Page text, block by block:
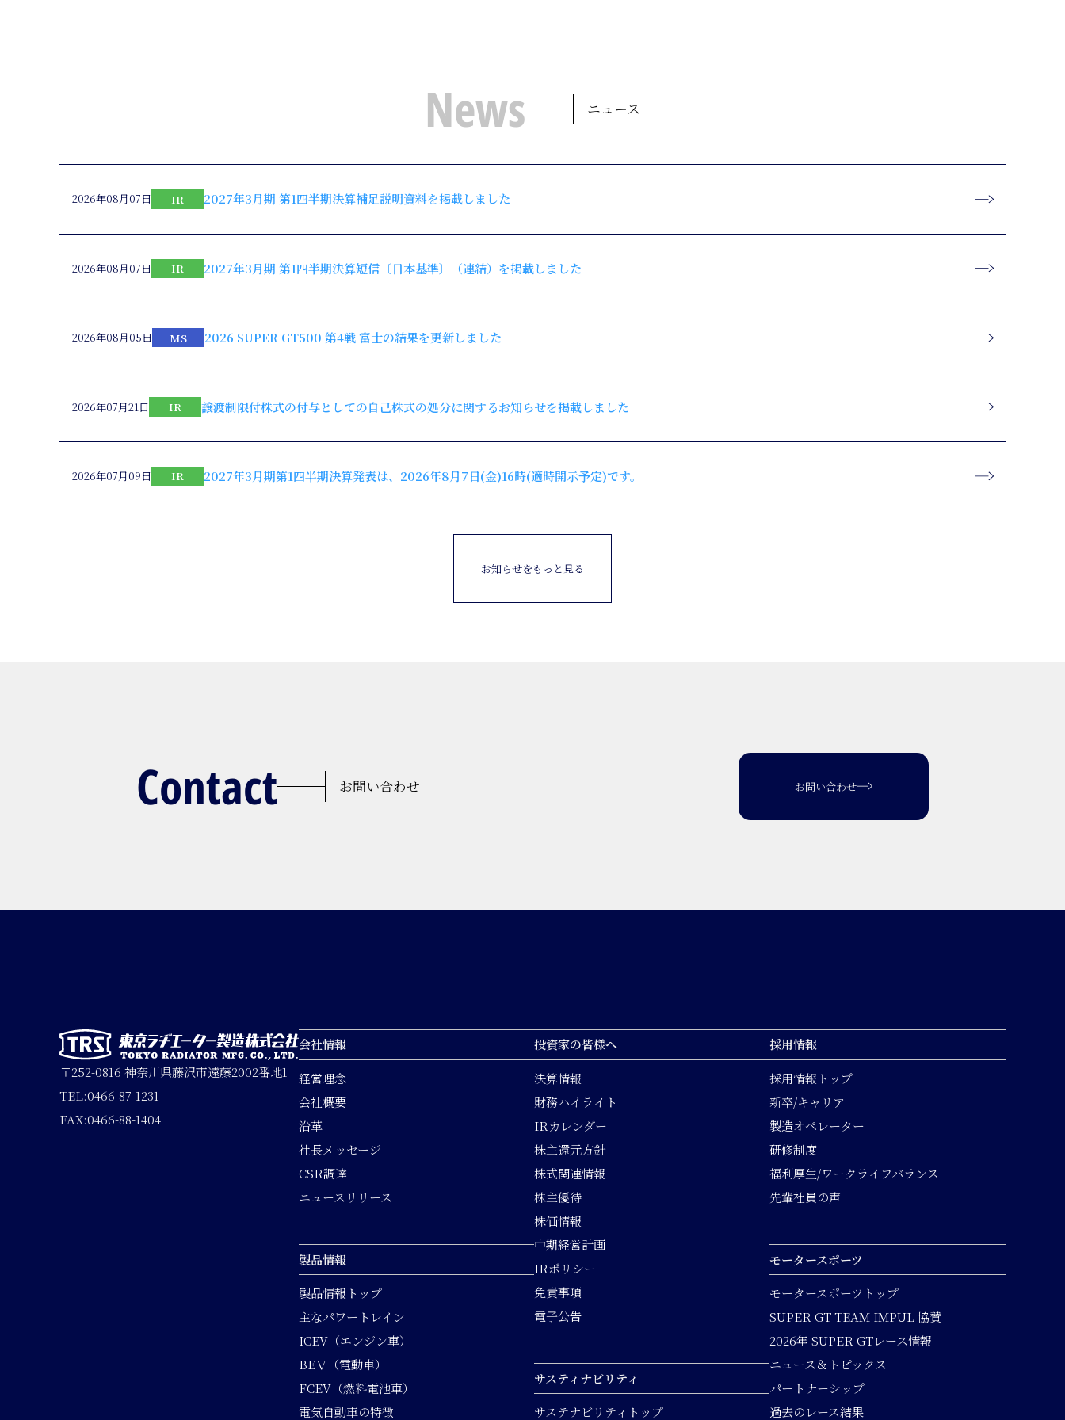
News ニュース
2026年08月07日 IR 2027年3月期 第1四半期決算補足説明資料を掲載しました
2026年08月07日 IR 2027年3月期 第1四半期決算短信〔日本基準〕（連結）を掲載しました
2026年08月05日 MS 2026 SUPER GT500 第4戦 富士の結果を更新しました
2026年07月21日 IR 譲渡制限付株式の付与としての自己株式の処分に関するお知らせを掲載しました
2026年07月09日 IR 2027年3月期第1四半期決算発表は、2026年8月7日(金)16時(適時開示予定)です。
お知らせをもっと見る
Contact お問い合わせ お問い合わせ
〒252-0816 神奈川県藤沢市遠藤2002番地1
TEL:0466-87-1231
FAX:0466-88-1404
会社情報
経営理念
会社概要
沿革
社長メッセージ
CSR調達
ニュースリリース
製品情報
製品情報トップ
主なパワートレイン
ICEV（エンジン車）
BEＶ（電動車）
FCEV（燃料電池車）
電気自動車の特徴
投資家の皆様へ
決算情報
財務ハイライト
IRカレンダー
株主還元方針
株式関連情報
株主優待
株価情報
中期経営計画
IRポリシー
免責事項
電子公告
サスティナビリティ
サステナビリティトップ
採用情報
採用情報トップ
新卒/キャリア
製造オペレーター
研修制度
福利厚生/ワークライフバランス
先輩社員の声
モータースポーツ
モータースポーツトップ
SUPER GT TEAM IMPUL 協賛
2026年 SUPER GTレース情報
ニュース＆トピックス
パートナーシップ
過去のレース結果